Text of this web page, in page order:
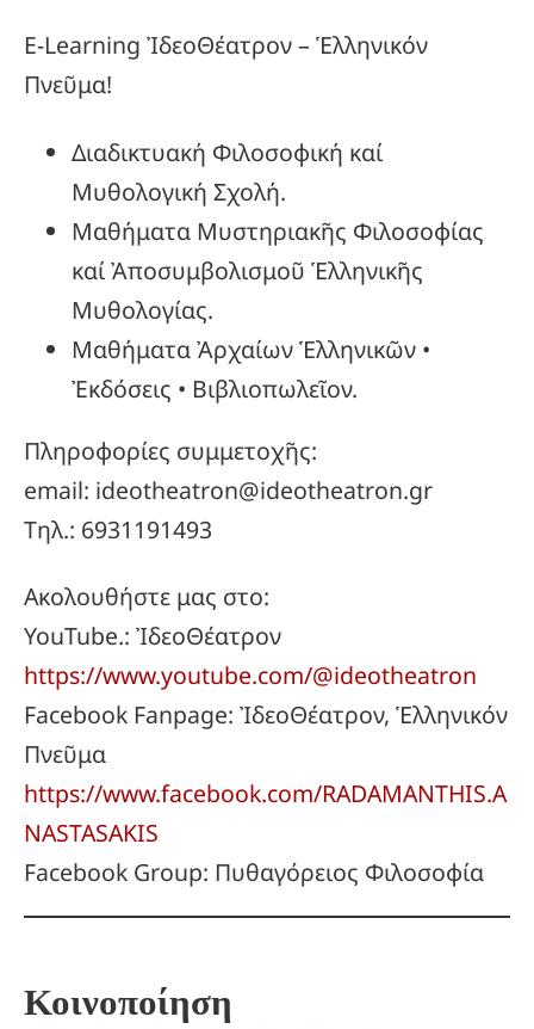
E-Learning ἸδεοΘέατρον – Ἑλληνικόν
Πνεῦμα!
Διαδικτυακή Φιλοσοφική καί
Μυθολογική Σχολή.
Μαθήματα Μυστηριακῆς Φιλοσοφίας
καί Ἀποσυμβολισμοῦ Ἑλληνικῆς
Μυθολογίας.
Μαθήματα Ἀρχαίων Ἑλληνικῶν •
Ἐκδόσεις • Βιβλιοπωλεῖον.
Πληροφορίες συμμετοχῆς:
email: ideotheatron@ideotheatron.gr
Τηλ.: 6931191493
Ακολουθήστε μας στο:
YouTube.: ἸδεοΘέατρον
https://www.youtube.com/@ideotheatron
Facebook Fanpage: ἸδεοΘέατρον, Ἑλληνικόν
Πνεῦμα
https://www.facebook.com/RADAMANTHIS.A
NASTASAKIS
Facebook Group: Πυθαγόρειος Φιλοσοφία
Κοινοποίηση